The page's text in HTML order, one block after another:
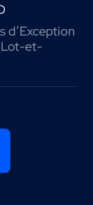
d’Exception
Lot-et-